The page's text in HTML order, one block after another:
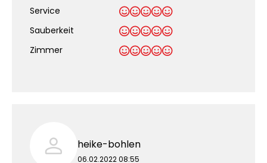
Service
Sauberkeit
Zimmer
heike-bohlen
06.02.2022 08:55